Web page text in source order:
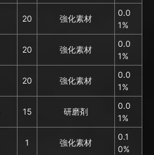
20 強化素材
0.0
1%
20 強化素材
0.0
1%
20 強化素材
0.0
1%
15 研磨剤
0.0
1%
1 強化素材
0.1
0%